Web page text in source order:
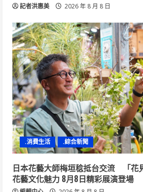
記者洪惠美 2026 年 8 月 8 日
.消費生活 .綜合新聞
日本花藝大師梅垣稔抵台交流 「花
花藝文化魅力 8月8日精彩展演登場